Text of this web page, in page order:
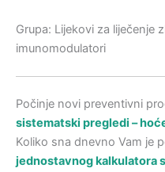
Grupa: Lijekovi za liječenje
imunomodulatori
Počinje novi preventivni
sistematski pregledi –
Koliko sna dnevno Vam je
jednostavnog kalkulatora